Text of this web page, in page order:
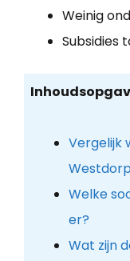
Weinig
Subsidies
Vergelijk
Welke
er?
Wat zijn